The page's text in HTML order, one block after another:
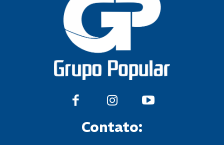
Contato: